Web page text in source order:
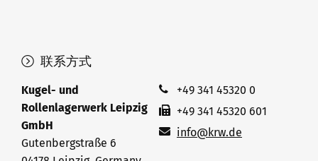
联系方式
Kugel- und
Rollenlagerwerk Leipzig
GmbH
Gutenbergstraße 6
+49 341 45320 0
+49 341 45320 601
info@krw.de